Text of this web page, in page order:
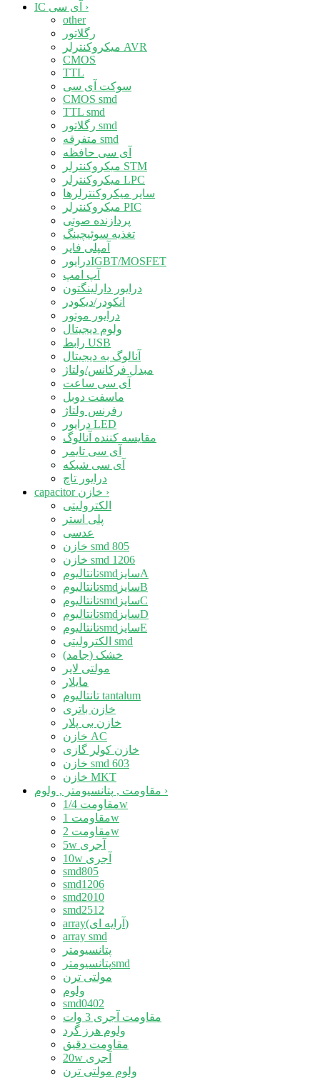
›
other
رگلاتور
میکروکنترلر AVR
CMOS
TTL
سوکت آی سی
CMOS smd
TTL smd
رگلاتور smd
متفرقه smd
آی سی حافظه
میکروکنترلر STM
میکروکنترلر LPC
سایر میکروکنترلرها
میکروکنترلر PIC
پردازنده صوتی
تغذیه سوئیچینگ
آمپلی فایر
درایورIGBT/MOSFET
آپ امپ
درایور دارلینگتون
انکودر/دیکودر
درایور موتور
ولوم دیجیتال
رابط USB
آنالوگ به دیجیتال
مبدل فرکانس/ولتاژ
آی سی ساعت
ماسفت دوبل
رفرنس ولتاژ
درایور LED
مقایسه کننده آنالوگ
آی سی تایمر
آی سی شبکه
درایور تاچ
›
الکترولیتی
پلی استر
عدسی
خازن smd 805
خازن smd 1206
تانتالیومsmdسایزA
تانتالیومsmdسایزB
تانتالیومsmdسایزC
تانتالیومsmdسایزD
تانتالیومsmdسایزE
الکترولیتی smd
خشک (جامد)
مولتی لایر
مایلار
تانتالیوم tantalum
خازن باتری
خازن بی پلار
خازن AC
خازن کولر گازی
خازن smd 603
خازن MKT
›
مقاومت 1/4w
مقاومت 1w
مقاومت 2w
5w آجری
10w آجری
smd805
smd1206
smd2010
smd2512
array(آرایه ای)
array smd
پتانسیومتر
پتانسیومترsmd
مولتی ترن
ولوم
smd0402
مقاومت آجری 3 وات
ولوم هرز گرد
مقاومت دقیق
20w آجری
ولوم مولتی ترن